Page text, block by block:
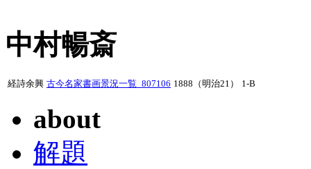
中村暢斎
経詩余興 古今名家書画景況一覧_807106 1888（明治21） 1-B
about
解題